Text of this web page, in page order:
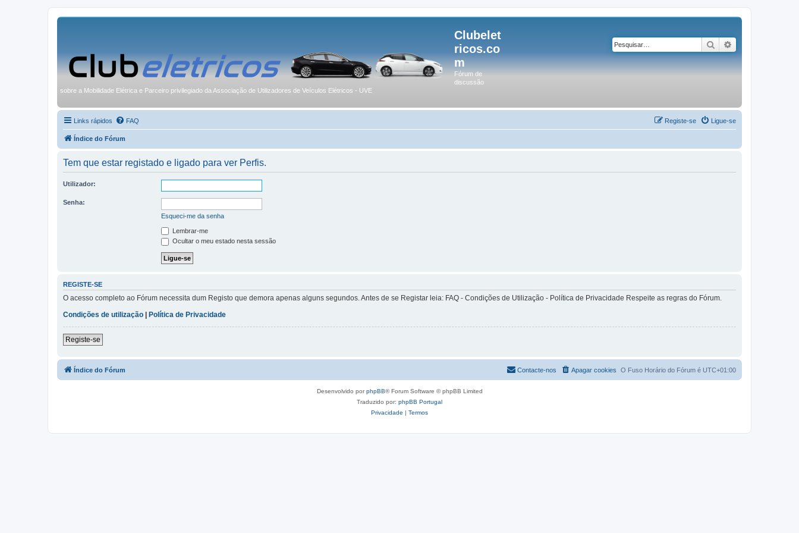
Clubelet
ricos.co
m
Fórum de
discussão
sobre a Mobilidade Elétrica e Parceiro privilegiado da Associação de Utilizadores de Veículos Elétricos - UVE
Pesquisar
Links rápidos FAQ Ligue-se
Registe-se
Índice do Fórum
Tem que estar registado e ligado para ver Perfis.
Utilizador:
Senha:
Esqueci-me da senha
Lembrar-me
Ocultar o meu estado nesta sessão
REGISTE-SE
O acesso completo ao Fórum necessita dum Registo que demora apenas alguns segundos. Antes de se Registar leia: FAQ - Condições de Utilização - Política de Privacidade Respeite as regras do Fórum.
Condições de utilização
Política de Privacidade
Registe-se
Índice do Fórum O Fuso Horário do Fórum é UTC+01:00
Apagar cookies
Contacte-nos
Desenvolvido porphpBB® Forum Software © phpBB Limited
Traduzido por: phpBB Portugal
Privacidade | Termos